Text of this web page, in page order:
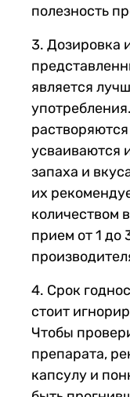
полезность
Дозировка
является
усваиваются
запаха и
их
количеством
прием от 1 до
Срок
стоит
Чтобы
препарата,
капсулу и